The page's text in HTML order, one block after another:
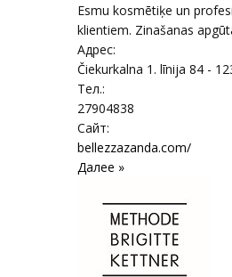
Esmu kosmētiķe un
klientiem. Zinašanas
Адрес:
Čiekurkalna 1. līnija 84 -
Тел.:
27904838
Сайт:
bellezzazanda.com/
Далее »